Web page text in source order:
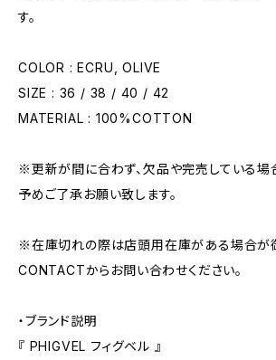
す。
COLOR : ECRU, OLIVE
SIZE : 36 / 38 / 40 / 42
MATERIAL : 100%COTTON
※更新が間に合わず、欠品や完売している場
予めご了承お願い致します。
※在庫切れの際は店頭用在庫がある場合が
CONTACTからお問い合わせください。
・ブランド説明
『 PHIGVEL フィグベル 』